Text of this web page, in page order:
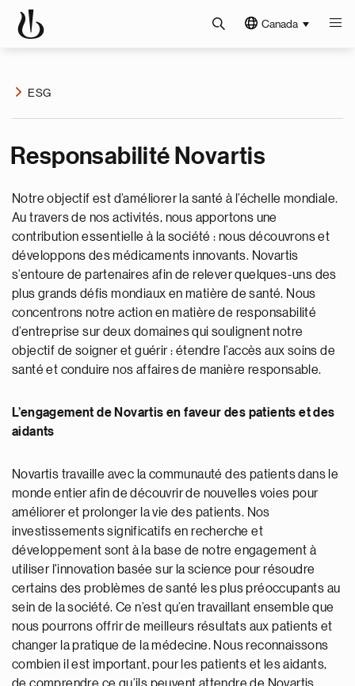
Canada
ESG
Responsabilité Novartis
Notre objectif est d’améliorer la santé à l’échelle mondiale.
Au travers de nos activités, nous apportons une
contribution essentielle à la société : nous découvrons et
développons des médicaments innovants. Novartis
s’entoure de partenaires afin de relever quelques-uns des
plus grands défis mondiaux en matière de santé. Nous
concentrons notre action en matière de responsabilité
d’entreprise sur deux domaines qui soulignent notre
objectif de soigner et guérir : étendre l’accès aux soins de
santé et conduire nos affaires de manière responsable.
L’engagement de Novartis en faveur des patients et des
aidants
Novartis travaille avec la communauté des patients dans le
monde entier afin de découvrir de nouvelles voies pour
améliorer et prolonger la vie des patients. Nos
investissements significatifs en recherche et
développement sont à la base de notre engagement à
utiliser l'innovation basée sur la science pour résoudre
certains des problèmes de santé les plus préoccupants au
sein de la société. Ce n’est qu’en travaillant ensemble que
nous pourrons offrir de meilleurs résultats aux patients et
changer la pratique de la médecine. Nous reconnaissons
combien il est important, pour les patients et les aidants,